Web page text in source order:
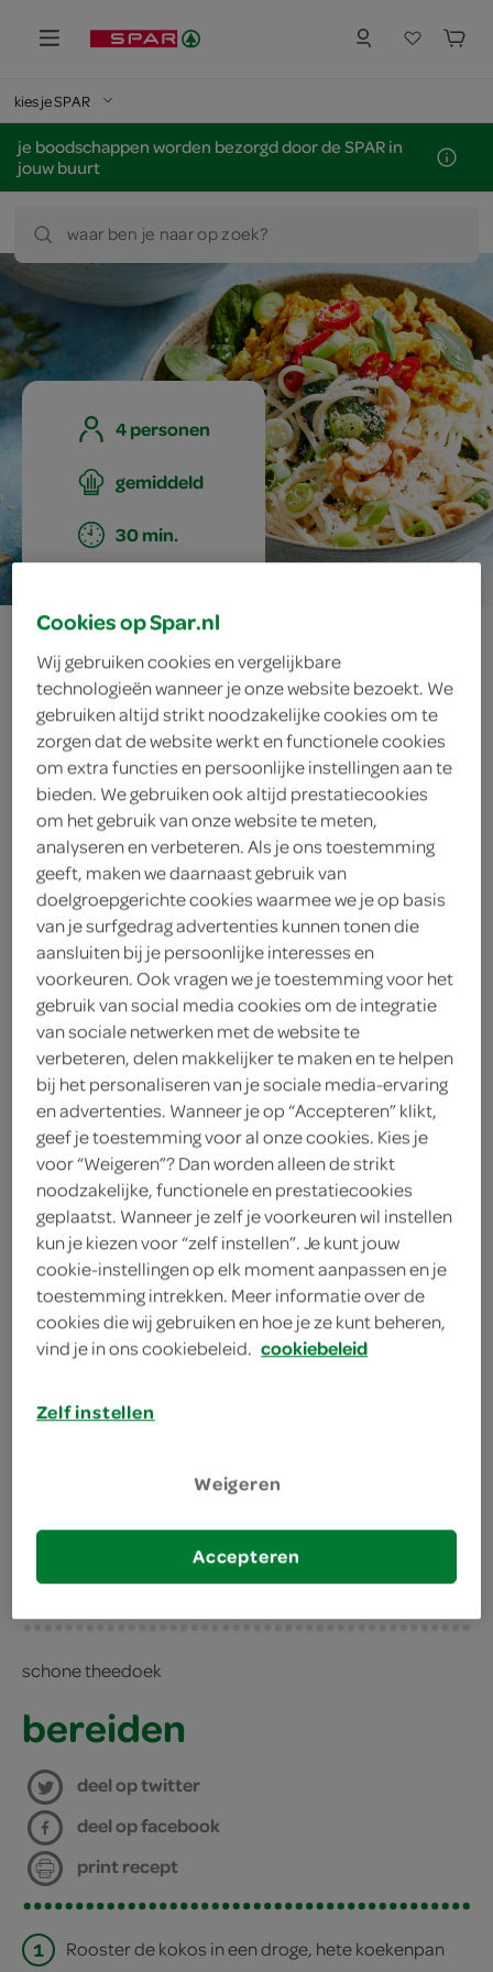
kies je SPAR
je boodschappen worden bezorgd door de SPAR in
jouw buurt
waar ben je naar op zoek?
4 personen
gemiddeld
30 min.
noedelsalade met
spinazie en
kerrie-tofu
ingrediënten
1 eetlepel olie
1 eetlepel kerriepoeder
1 eetlepel maizena
1 rode peper
4 lente-/bosuitjes
1 eetlepel zonnebloemolie
1 eetlepel sesamolie
200 gram spinazie
300 gram noedels
50 gram ongezouten
cashewnoten
4 eetlepels kokosrasp
300 gram tofu kies je winkel
schone theedoek
bereiden
deel op twitter
deel op facebook
print recept
1
Rooster de kokos in een droge, hete koekenpan
Cookies op Spar.nl
Wij gebruiken cookies en vergelijkbare
technologieën wanneer je onze website bezoekt. We
gebruiken altijd strikt noodzakelijke cookies om te
zorgen dat de website werkt en functionele cookies
om extra functies en persoonlijke instellingen aan te
bieden. We gebruiken ook altijd prestatiecookies
om het gebruik van onze website te meten,
analyseren en verbeteren. Als je ons toestemming
geeft, maken we daarnaast gebruik van
doelgroepgerichte cookies waarmee we je op basis
van je surfgedrag advertenties kunnen tonen die
aansluiten bij je persoonlijke interesses en
voorkeuren. Ook vragen we je toestemming voor het
gebruik van social media cookies om de integratie
van sociale netwerken met de website te
verbeteren, delen makkelijker te maken en te helpen
bij het personaliseren van je sociale media-ervaring
en advertenties. Wanneer je op “Accepteren” klikt,
geef je toestemming voor al onze cookies. Kies je
voor “Weigeren”? Dan worden alleen de strikt
noodzakelijke, functionele en prestatiecookies
geplaatst. Wanneer je zelf je voorkeuren wil instellen
kun je kiezen voor “zelf instellen”. Je kunt jouw
cookie-instellingen op elk moment aanpassen en je
toestemming intrekken. Meer informatie over de
cookies die wij gebruiken en hoe je ze kunt beheren,
vind je in ons cookiebeleid. cookiebeleid
Zelf instellen
Weigeren
Accepteren